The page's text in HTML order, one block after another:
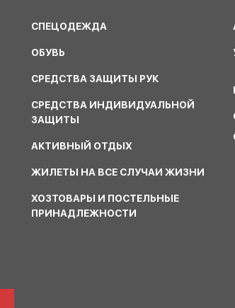
СПЕЦОДЕЖДА
ОБУВЬ
СРЕДСТВА ЗАЩИТЫ РУК
СРЕДСТВА ИНДИВИДУАЛЬНОЙ
ЗАЩИТЫ
АКТИВНЫЙ ОТДЫХ
ЖИЛЕТЫ НА ВСЕ СЛУЧАИ ЖИЗНИ
ХОЗТОВАРЫ И ПОСТЕЛЬНЫЕ
ПРИНАДЛЕЖНОСТИ